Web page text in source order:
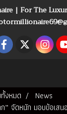
| For The
งหมด
News
” จัดหนัก มอบข้อเส